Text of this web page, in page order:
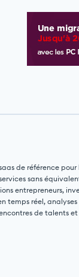
de référence pour
sans
entrepreneurs,
temps réel,
de talents